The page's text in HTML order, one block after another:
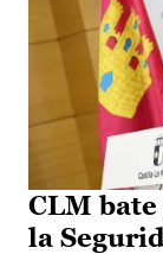
CLM
la